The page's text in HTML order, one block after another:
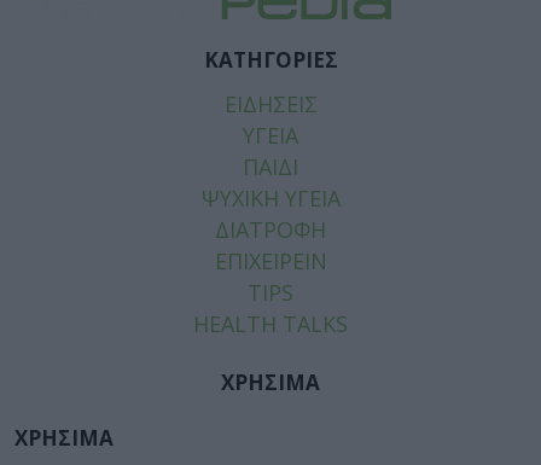
ΚΑΤΗΓΟΡΙΕΣ
ΕΙΔΗΣΕΙΣ
ΥΓΕΙΑ
ΠΑΙΔΙ
ΨΥΧΙΚΗ ΥΓΕΙΑ
ΔΙΑΤΡΟΦΗ
ΕΠΙΧΕΙΡΕΙΝ
TIPS
HEALTH TALKS
ΧΡΗΣΙΜΑ
ΧΡΗΣΙΜΑ